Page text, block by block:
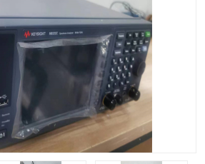
信号源
数据采集仪
数字源表
函数信号发生器
直流电源